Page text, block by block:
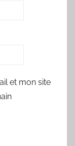
et mon site